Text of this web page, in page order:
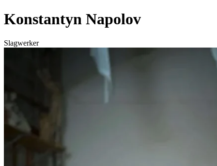
Konstantyn Napolov
Slagwerker